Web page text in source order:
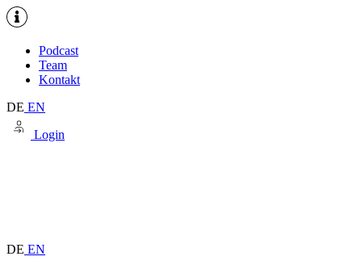
Podcast
Team
Kontakt
DE EN
Login
DE EN